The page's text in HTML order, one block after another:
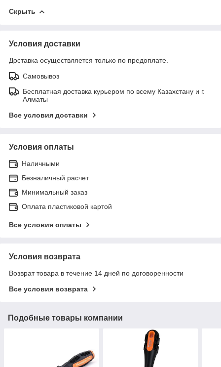
Скрыть
Условия доставки
Доставка осуществляется только по предоплате.
Самовывоз
Бесплатная доставка курьером по всему Казахстану и г.
Алматы
Все условия доставки
Условия оплаты
Наличными
Безналичный расчет
Минимальный заказ
Оплата пластиковой картой
Все условия оплаты
Условия возврата
Возврат товара в течение 14 дней по договоренности
Все условия возврата
Подобные товары компании